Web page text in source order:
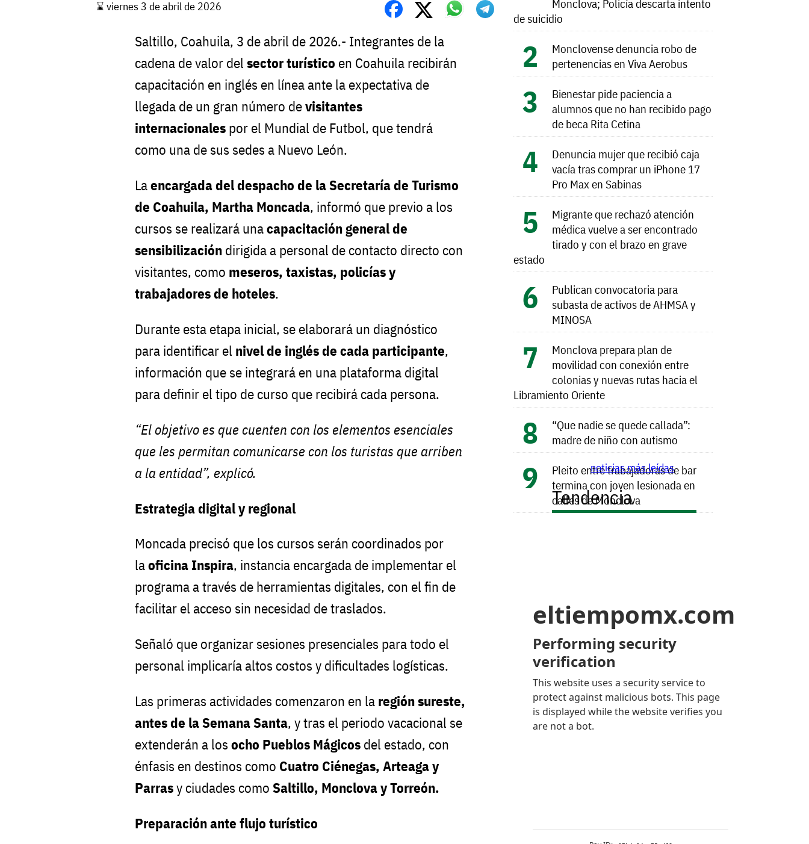
⌛️ viernes 3 de abril de 2026
Saltillo, Coahuila, 3 de abril de 2026.- Integrantes de la
cadena de valor del sector turístico en Coahuila recibirán
capacitación en inglés en línea ante la expectativa de
llegada de un gran número devisitantes
internacionales por el Mundial de Futbol, que tendrá
como una de sus sedes a Nuevo León.
Laencargada del despacho de la Secretaría de Turismo
de Coahuila, Martha Moncada, informó que previo a los
cursos se realizará unacapacitación general de
sensibilización dirigida a personal de contacto directo con
visitantes, como meseros, taxistas, policías y
trabajadores de hoteles.
Durante esta etapa inicial, se elaborará un diagnóstico
para identificar el nivel de inglés de cada participante,
información que se integrará en una plataforma digital
para definir el tipo de curso que recibirá cada persona.
“El objetivo es que cuenten con los elementos esenciales
que les permitan comunicarse con los turistas que arriben
a la entidad”, explicó.
Estrategia digital y regional
Moncada precisó que los cursos serán coordinados por
laoficina Inspira, instancia encargada de implementar el
programa a través de herramientas digitales, con el fin de
facilitar el acceso sin necesidad de traslados.
Señaló que organizar sesiones presenciales para todo el
personal implicaría altos costos y dificultades logísticas.
Las primeras actividades comenzaron en la región sureste,
antes de la Semana Santa, y tras el periodo vacacional se
extenderán a los ocho Pueblos Mágicos del estado, con
énfasis en destinos como Cuatro Ciénegas, Arteaga y
Parrasy ciudades como Saltillo, Monclova y Torreón.
Preparación ante flujo turístico
Monclova; Policía descarta intento
de suicidio
Monclovense denuncia robo de
pertenencias en Viva Aerobus
Bienestar pide paciencia a
alumnos que no han recibido pago
de beca Rita Cetina
Denuncia mujer que recibió caja
vacía tras comprar un iPhone 17
Pro Max en Sabinas
Migrante que rechazó atención
médica vuelve a ser encontrado
tirado y con el brazo en grave
estado
Publican convocatoria para
subasta de activos de AHMSA y
MINOSA
Monclova prepara plan de
movilidad con conexión entre
colonias y nuevas rutas hacia el
Libramiento Oriente
“Que nadie se quede callada”:
madre de niño con autismo
Pleito entre trabajadoras de bar
termina con joven lesionada en
calles de Monclova
noticias más leídas
Tendencia